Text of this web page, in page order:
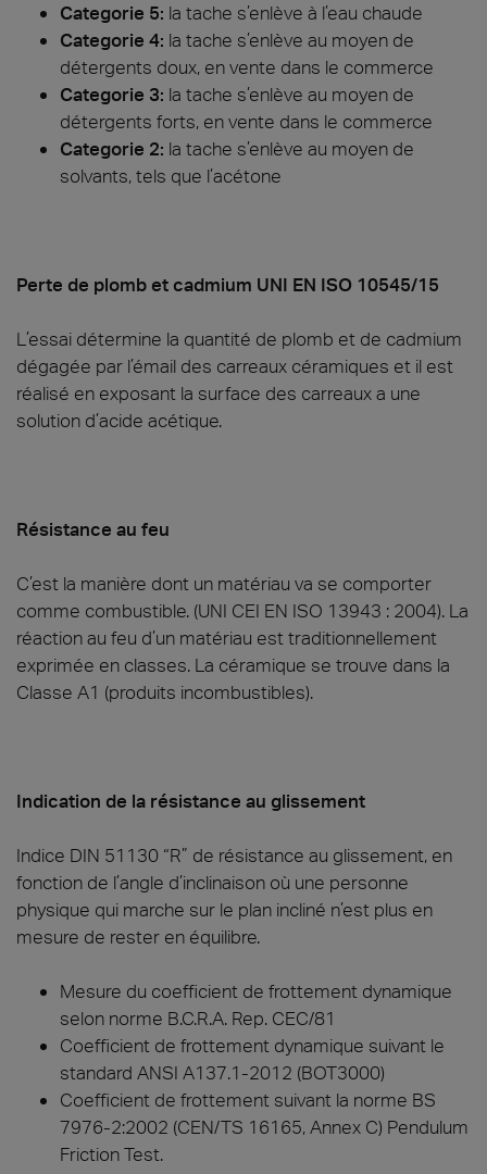
Categorie 5: la tache s’enlève à l’eau chaude
Categorie 4: la tache s’enlève au moyen de
détergents doux, en vente dans le commerce
Categorie 3: la tache s’enlève au moyen de
détergents forts, en vente dans le commerce
Categorie 2: la tache s’enlève au moyen de
solvants, tels que l’acétone
Perte de plomb et cadmium UNI EN ISO 10545/15
L’essai détermine la quantité de plomb et de cadmium
dégagée par l’émail des carreaux céramiques et il est
réalisé en exposant la surface des carreaux a une
solution d’acide acétique.
Résistance au feu
C’est la manière dont un matériau va se comporter
comme combustible. (UNI CEI EN ISO 13943 : 2004). La
réaction au feu d’un matériau est traditionnellement
exprimée en classes. La céramique se trouve dans la
Classe A1 (produits incombustibles).
Indication de la résistance au glissement
Indice DIN 51130 “R” de résistance au glissement, en
fonction de l’angle d’inclinaison où une personne
physique qui marche sur le plan incliné n’est plus en
mesure de rester en équilibre.
Mesure du coefficient de frottement dynamique
selon norme B.C.R.A. Rep. CEC/81
Coefficient de frottement dynamique suivant le
standard ANSI A137.1-2012 (BOT3000)
Coefficient de frottement suivant la norme BS
7976-2:2002 (CEN/TS 16165, Annex C) Pendulum
Friction Test.